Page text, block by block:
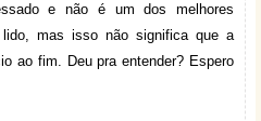
e não é um dos melhores
mas isso não significa que a
ao fim. Deu pra entender? Espero